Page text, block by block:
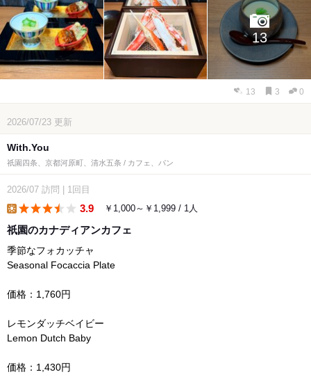
13
13 3 0
2026/07/23 更新
With.You
祇園四条、京都河原町、清水五条 / カフェ、パン
2026/07 訪問 1回目
3.9 ￥1,000～￥1,999 / 1人
祇園のカナディアンカフェ
季節なフォカッチャ
Seasonal Focaccia Plate
価格：1,760円
レモンダッチベイビー
Lemon Dutch Baby
価格：1,430円